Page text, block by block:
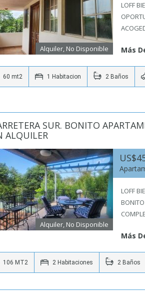
Alquiler, No Disponible
LOFF
Más
60 mt2 1 Habitacion 2 Baños
SUR. BONITO
ALQUILER
Alquiler, No Disponible
LOFF
Más
106 MT2 2 Habitaciones 2 Baños